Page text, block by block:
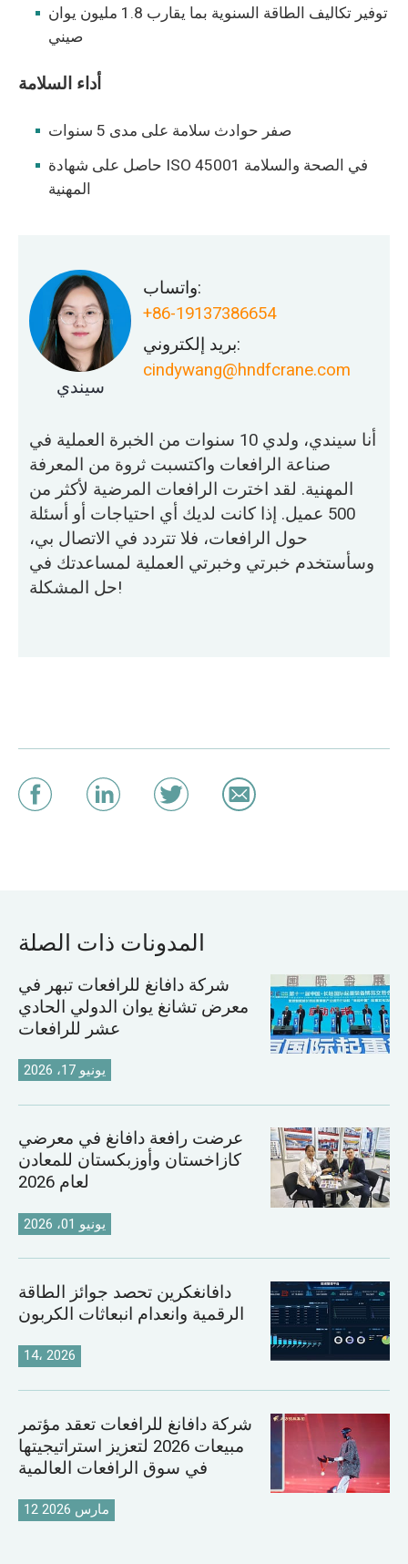
توفير تكاليف الطاقة السنوية بما يقارب 1.8 مليون يوان
صيني
أداء السلامة
صفر حوادث سلامة على مدى 5 سنوات
حاصل على شهادة ISO 45001 في الصحة والسلامة
المهنية
سيندي
واتساب:
+86-19137386654
بريد إلكتروني:
cindywang@hndfcrane.com
أنا سيندي، ولدي 10 سنوات من الخبرة العملية في
صناعة الرافعات واكتسبت ثروة من المعرفة
المهنية. لقد اخترت الرافعات المرضية لأكثر من
500 عميل. إذا كانت لديك أي احتياجات أو أسئلة
حول الرافعات، فلا تتردد في الاتصال بي،
وسأستخدم خبرتي وخبرتي العملية لمساعدتك في
حل المشكلة!
المدونات ذات الصلة
شركة دافانغ للرافعات تبهر في
معرض تشانغ يوان الدولي الحادي
عشر للرافعات
يونيو 17، 2026
عرضت رافعة دافانغ في معرضي
كازاخستان وأوزبكستان للمعادن
لعام 2026
يونيو 01، 2026
دافانغكرين تحصد جوائز الطاقة
الرقمية وانعدام انبعاثات الكربون
14، 2026
شركة دافانغ للرافعات تعقد مؤتمر
مبيعات 2026 لتعزيز استراتيجيتها
في سوق الرافعات العالمية
12 مارس 2026